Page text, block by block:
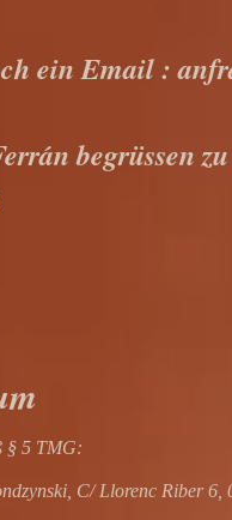
ein Email:
begrüssen
§ 5 TMG:
C/ Llorenc Riber